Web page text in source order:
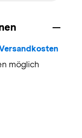
möglich